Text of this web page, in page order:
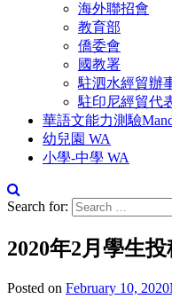
海外聯招會
教育部
僑委會
國教署
駐泗水經貿辦
駐印尼經貿代
華語文能力測驗
幼兒園 WA
小學-中學 WA
Search for:
2020年2月學生
Posted on February 10, 2020